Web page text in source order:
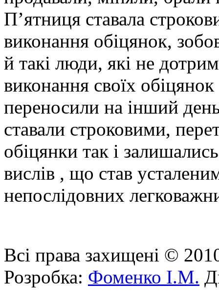
П’ятниця ставала
виконання обіцянок,
й такі люди, які не
виконання своїх
переносили на інший
ставали строковими,
обіцянки так і
вислів , що став
непослідовних
Всі права захищені ©
Розробка: Фоменко І.М.